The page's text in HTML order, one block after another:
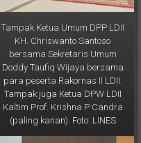
Tampak Ketua Umum DPP LDII
KH. Chriswanto Santoso
bersama Sekretaris Umum
Doddy Taufiq Wijaya bersama
para peserta Rakornas II LDII.
Tampak juga Ketua DPW LDII
Kaltim Prof. Krishna P Candra
(paling kanan). Foto: LINES